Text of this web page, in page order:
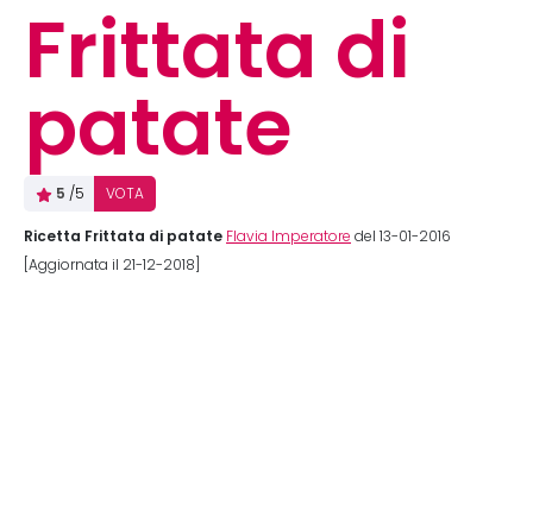
Frittata di
patate
5 /5 VOTA
Ricetta Frittata di patate Flavia Imperatore del 13-01-2016
[Aggiornata il 21-12-2018]